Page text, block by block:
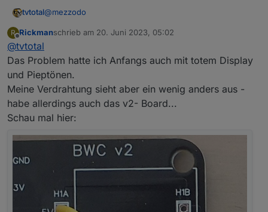
tvtotal@mezzodo
Hallo,
S100101 Display tot macht aber eigenartige Pieptöne.
Webinterface aufrufbar, jedoch keine Schaltfunktion
möglich.
R
Offline
Rickmanschrieb am 20. Juni 2023, 05:02
zuletzt editiert von
@tvtotal
Das Problem hatte ich Anfangs auch mit totem Display
und Pieptönen.
Meine Verdrahtung sieht aber ein wenig anders aus -
habe allerdings auch das v2- Board...
Schau mal hier: